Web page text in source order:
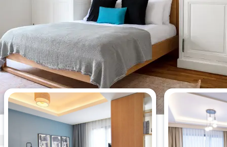
Os apartamentos de 2 quartos
mais vistos desta semana.